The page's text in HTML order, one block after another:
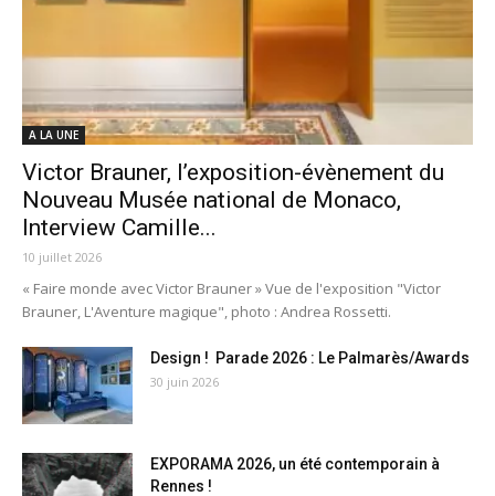
A LA UNE
Victor Brauner, l’exposition-évènement du
Nouveau Musée national de Monaco,
Interview Camille...
10 juillet 2026
« Faire monde avec Victor Brauner » Vue de l'exposition "Victor
Brauner, L'Aventure magique", photo : Andrea Rossetti.
Design ! Parade 2026 : Le Palmarès/Awards
30 juin 2026
EXPORAMA 2026, un été contemporain à
Rennes !